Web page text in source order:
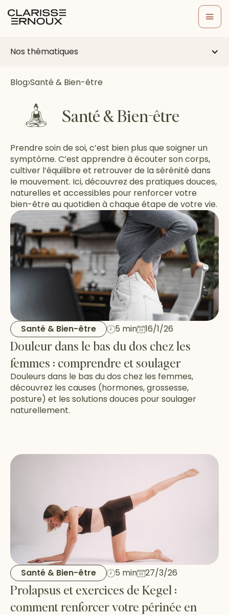
Nos thématiques
Blog Santé & Bien-être
Santé & Bien-être
Prendre soin de soi, c’est bien plus que soigner un
symptôme. C’est apprendre à écouter son corps,
cultiver l’équilibre et retrouver de la sérénité dans
le mouvement. Ici, découvrez des pratiques douces,
naturelles et accessibles pour renforcer votre
bien-être au quotidien à chaque étape de votre vie.
Santé & Bien-être 5 min 16/1/26
Douleur dans le bas du dos chez les
femmes : comprendre et soulager
Douleurs dans le bas du dos chez les femmes,
découvrez les causes (hormones, grossesse,
posture) et les solutions douces pour soulager
naturellement.
Santé & Bien-être 5 min 27/3/26
Prolapsus et exercices de Kegel :
comment renforcer votre périnée en